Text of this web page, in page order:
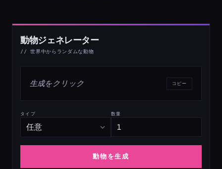
動物ジェネレーター
// 世界中からランダムな動物
生成をクリック コピー
タイプ 数量
動物を生成